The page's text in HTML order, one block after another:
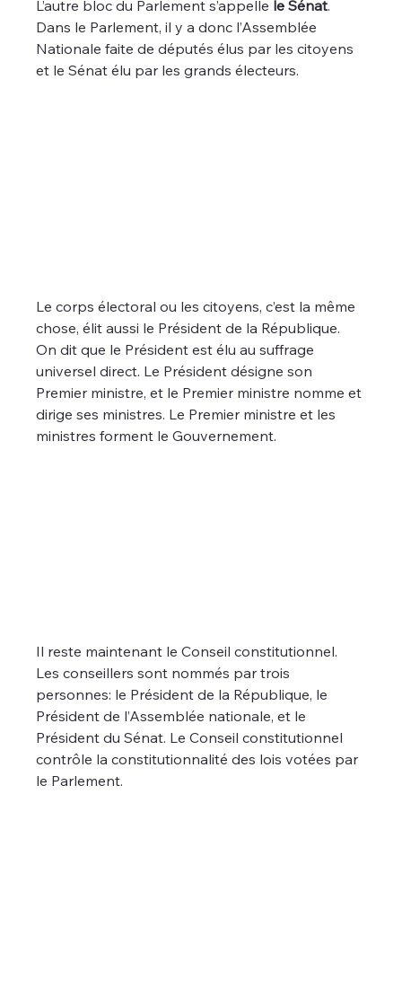
L’autre bloc du Parlement s’appelle le Sénat.
Dans le Parlement, il y a donc l’Assemblée
Nationale faite de députés élus par les citoyens
et le Sénat élu par les grands électeurs.
Le corps électoral ou les citoyens, c’est la même
chose, élit aussi le Président de la République.
On dit que le Président est élu au suffrage
universel direct. Le Président désigne son
Premier ministre, et le Premier ministre nomme et
dirige ses ministres. Le Premier ministre et les
ministres forment le Gouvernement.
Il reste maintenant le Conseil constitutionnel.
Les conseillers sont nommés par trois
personnes: le Président de la République, le
Président de l’Assemblée nationale, et le
Président du Sénat. Le Conseil constitutionnel
contrôle la constitutionnalité des lois votées par
le Parlement.